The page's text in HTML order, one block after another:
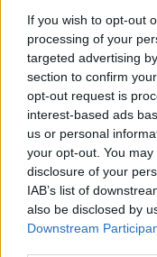
If you wish to opt-out
processing of your
targeted advertising
section to confirm
opt-out request is
interest-based ads
us or personal
your opt-out. You
disclosure of your
IAB’s list of
also be disclosed by
Downstream
Convenzione
Responsabilità
Desideri
Continua
Prec.